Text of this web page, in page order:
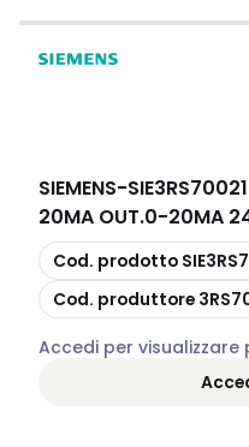
SIEMENS-
20MA OUT.0-20MA
copia
Cod. prodotto
copia
Cod. produttore
Accedi per visualizzare